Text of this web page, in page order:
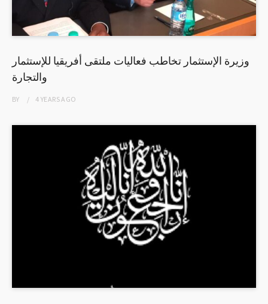
وزيرة الإستثمار تخاطب فعاليات ملتقى أفريقيا للإستثمار
والتجارة
BY 4 YEARSAGO